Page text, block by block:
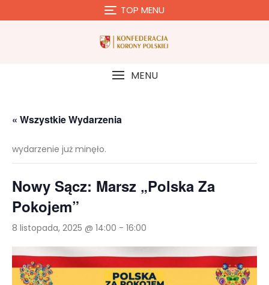
to
TOP MENU
MENU
« Wszystkie Wydarzenia
wydarzenie już minęło.
Nowy Sącz: Marsz „Polska Za
Pokojem”
8 listopada, 2025 @ 14:00 - 16:00